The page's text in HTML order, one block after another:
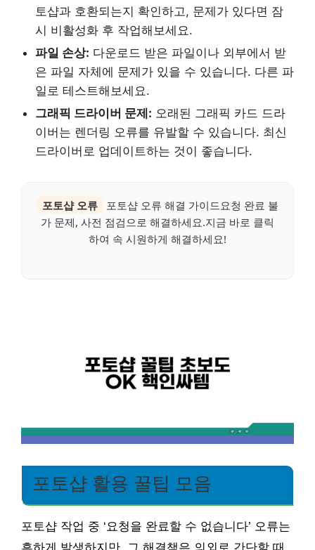
토샵과 호환되는지 확인하고, 문제가 있다면 잠
시 비활성화 후 작업해보세요.
파일 손상: 다운로드 받은 파일이나 외부에서 받
은 파일 자체에 문제가 있을 수 있습니다. 다른 파
일로 테스트해보세요.
그래픽 드라이버 문제: 오래된 그래픽 카드 드라
이버는 렌더링 오류를 유발할 수 있습니다. 최신
드라이버로 업데이트하는 것이 좋습니다.
포토샵 오류
포토샵 오류 해결 가이드요청 완료 불
가 문제, 사전 점검으로 해결하세요.지금 바로 클릭
하여 속 시원하게 해결하세요!
포토샵 활용 꿀팁 모음
포토샵 작업 중 ‘요청을 완료할 수 없습니다’ 오류는